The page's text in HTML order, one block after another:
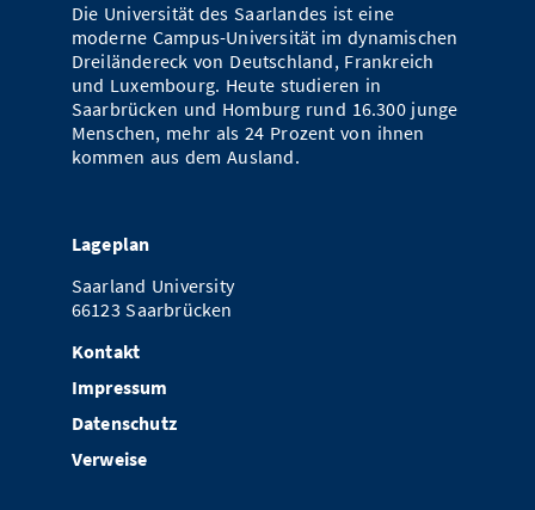
Die Universität des Saarlandes ist eine
moderne Campus-Universität im dynamischen
Dreiländereck von Deutschland, Frankreich
und Luxembourg. Heute studieren in
Saarbrücken und Homburg rund 16.300 junge
Menschen, mehr als 24 Prozent von ihnen
kommen aus dem Ausland.
Lageplan
Saarland University
66123 Saarbrücken
Kontakt
Impressum
Datenschutz
Verweise